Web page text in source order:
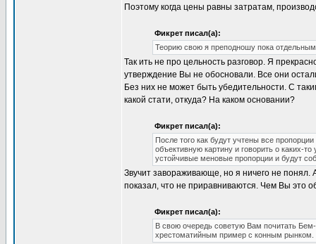
Поэтому когда цены равны затратам,
Фикрет писал(а):
Теорию свою я преподношу пока
Так ить не про цельность разговор. Я
утверждение Вы не обосновали. Все они
Без них не может быть убедительности. С
какой стати, откуда? На каком основании?
Фикрет писал(а):
После того как будут учтены все
объективную картину и говорить о каких-
устойчивые меновые пропорции и будут
Звучит завораживающе, но я ничего не
показал, что не приравниваются. Чем Вы это
Фикрет писал(а):
В свою очередь советую Вам почитать
хрестоматийным пример с конным рынком.